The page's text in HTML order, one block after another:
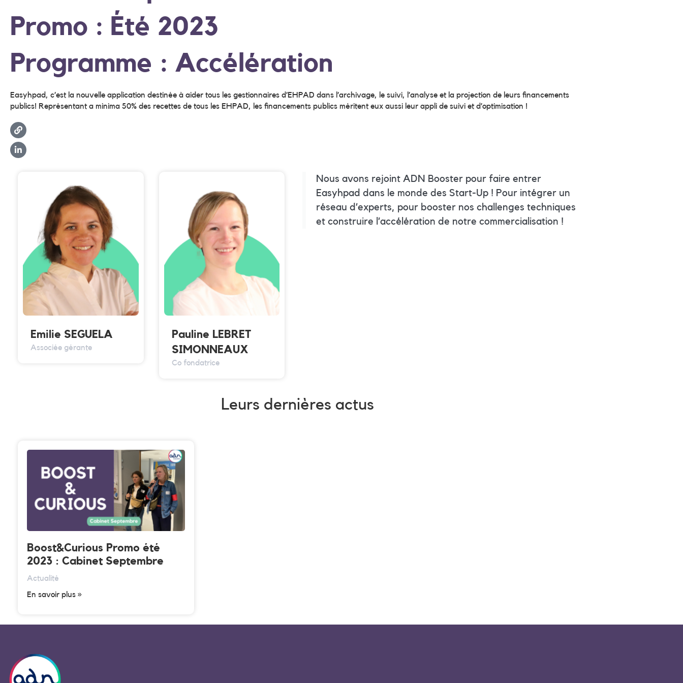
Promo : Été 2023
Programme : Accélération
Easyhpad, c’est la nouvelle application destinée à aider tous les gestionnaires d’EHPAD dans l’archivage, le suivi, l’analyse et la projection de leurs financements
publics! Représentant a minima 50% des recettes de tous les EHPAD, les financements publics méritent eux aussi leur appli de suivi et d’optimisation !
Emilie SEGUELA
Associée gérante
Pauline LEBRET
SIMONNEAUX
Co fondatrice
Nous avons rejoint ADN Booster pour faire entrer
Easyhpad dans le monde des Start-Up ! Pour intégrer un
réseau d’experts, pour booster nos challenges techniques
et construire l’accélération de notre commercialisation !
Leurs dernières actus
Boost&Curious Promo été
2023 : Cabinet Septembre
Actualité
En savoir plus »